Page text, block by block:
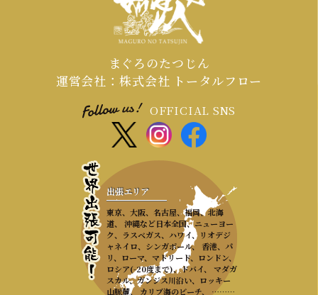
まぐろのたつじん
運営会社：株式会社 トータルフロー
OFFICIAL SNS
出張エリア
東京、大阪、名古屋、福岡、北海
道、 沖縄など日本全国、ニューヨー
ク、ラスベガス、ハワイ、リオデジ
ャネイロ、シンガポール、 香港、パ
リ、ローマ、マドリード、ロンドン、
ロシア(-20度まで)、ドバイ、 マダガ
スカル、ガンジス川沿い、ロッキー
山脈麓、 カリブ海のビーチ、 ………